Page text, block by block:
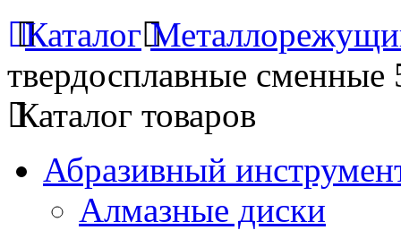
Каталог
твердосплавные сменные
Каталог товаров
Абразивный
Алмазные диски